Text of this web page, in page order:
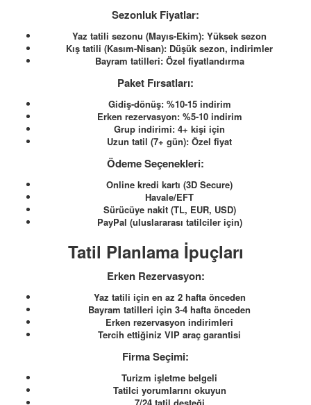
Sezonluk Fiyatlar:
Yaz tatili sezonu (Mayıs-Ekim): Yüksek sezon
Kış tatili (Kasım-Nisan): Düşük sezon, indirimler
Bayram tatilleri: Özel fiyatlandırma
Paket Fırsatları:
Gidiş-dönüş: %10-15 indirim
Erken rezervasyon: %5-10 indirim
Grup indirimi: 4+ kişi için
Uzun tatil (7+ gün): Özel fiyat
Ödeme Seçenekleri:
Online kredi kartı (3D Secure)
Havale/EFT
Sürücüye nakit (TL, EUR, USD)
PayPal (uluslararası tatilciler için)
Tatil Planlama İpuçları
Erken Rezervasyon:
Yaz tatili için en az 2 hafta önceden
Bayram tatilleri için 3-4 hafta önceden
Erken rezervasyon indirimleri
Tercih ettiğiniz VIP araç garantisi
Firma Seçimi:
Turizm işletme belgeli
Tatilci yorumlarını okuyun